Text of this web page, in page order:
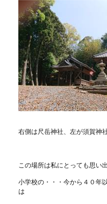
右側は尺岳神社、左が須賀神
この場所は私にとっても思い
小学校の・・・今から４０年
は